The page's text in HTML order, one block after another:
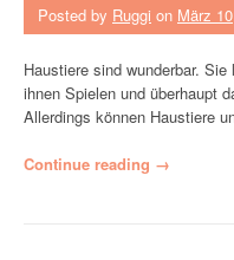
e
e
n
f
ü
r
Posted by Ruggi on März
Haustiere sind wunderbar.
ihnen Spielen und überhaupt
Allerdings können Haustiere
Continue reading „
→